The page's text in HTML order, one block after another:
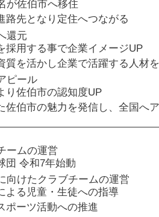
が佐伯市へ移住
路先となり定住へつながる
還元
採用する事で企業イメージUP
質を活かし企業で活躍する人材
ピール
り佐伯市の認知度UP
佐伯市の魅力を発信し、全国へ
ームの運営
団 令和7年始動
向けたクラブチームの運営
よる児童・生徒への指導
ポーツ活動への推進